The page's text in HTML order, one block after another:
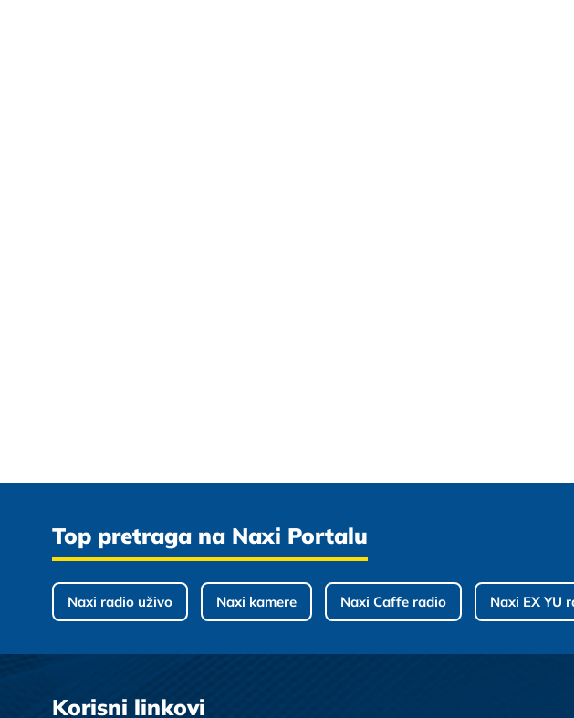
Top pretraga na Naxi Portalu
Naxi radio uživo Naxi kamere Naxi Caffe radio Naxi EX YU
Korisni linkovi